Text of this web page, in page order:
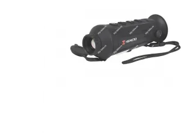
На производстве тепловизор
подшипников, перегрев редукторов,
нагрев нагревательных
тепловизионный контроль